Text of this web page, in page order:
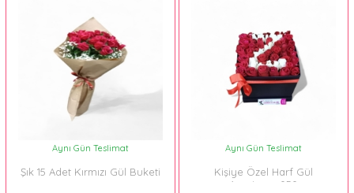
Aynı Gün Teslimat
Şık 15 Adet Kırmızı Gül Buketi
Aynı Gün Teslimat
Kişiye Özel Harf Gül
Aranjman 050